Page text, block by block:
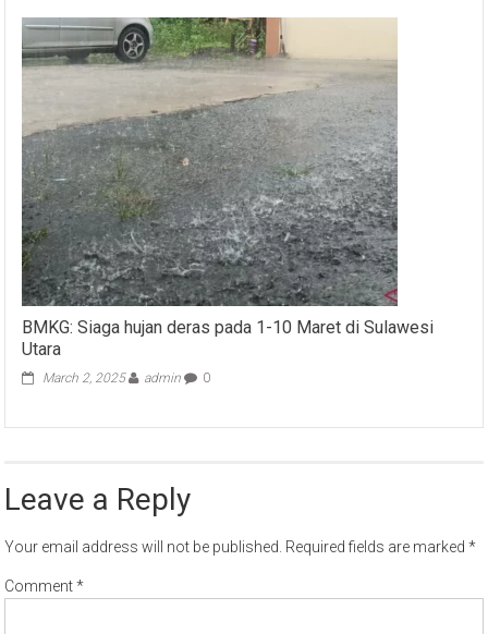
BMKG: Siaga hujan deras pada 1-10 Maret di Sulawesi
Utara
March 2, 2025 admin 0
Leave a Reply
Your email address will not be published. Required fields are marked*
Comment*